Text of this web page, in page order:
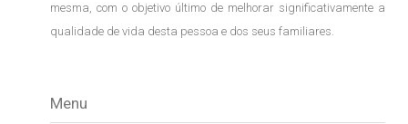
mesma, com o objetivo último de melhorar significativamente a
qualidade de vida desta pessoa e dos seus familiares.
Menu